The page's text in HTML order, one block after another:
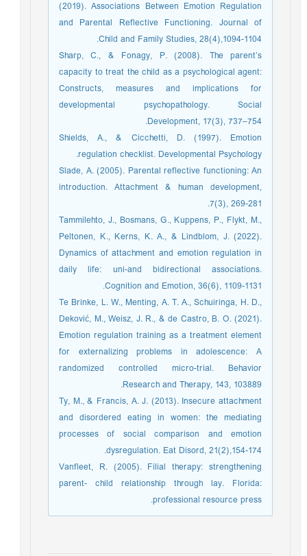
(2019). Associations Between Emotion Regulation
and Parental Reflective Functioning. Journal of
Child and Family Studies, 28(4),1094-1104.
Sharp, C., & Fonagy, P. (2008). The parent’s
capacity to treat the child as a psychological agent:
Constructs, measures and implications for
developmental psychopathology. Social
Development, 17(3), 737–754.
Shields, A., & Cicchetti, D. (1997). Emotion
regulation checklist. Developmental Psychology.
Slade, A. (2005). Parental reflective functioning: An
introduction. Attachment & human development,
7(3), 269-281.
Tammilehto, J., Bosmans, G., Kuppens, P., Flykt, M.,
Peltonen, K., Kerns, K. A., & Lindblom, J. (2022).
Dynamics of attachment and emotion regulation in
daily life: uni-and bidirectional associations.
Cognition and Emotion, 36(6), 1109-1131.
Te Brinke, L. W., Menting, A. T. A., Schuiringa, H. D.,
Deković, M., Weisz, J. R., & de Castro, B. O. (2021).
Emotion regulation training as a treatment element
for externalizing problems in adolescence: A
randomized controlled micro-trial. Behavior
Research and Therapy, 143, 103889.
Ty, M., & Francis, A. J. (2013). Insecure attachment
and disordered eating in women: the mediating
processes of social comparison and emotion
dysregulation. Eat Disord, 21(2),154-174.
Vanfleet, R. (2005). Filial therapy: strengthening
parent- child relationship through lay. Florida:
professional resource press.